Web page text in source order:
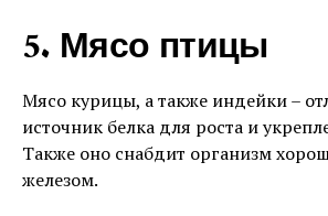
5. Мясо птицы
Мясо курицы, а также индейки –
источник белка для роста и
Также оно снабдит организм
железом.